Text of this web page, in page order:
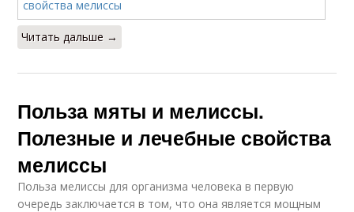
Читать дальше →
Польза мяты и мелиссы.
Полезные и лечебные свойства
мелиссы
Польза мелиссы для организма человека в первую
очередь заключается в том, что она является мощным